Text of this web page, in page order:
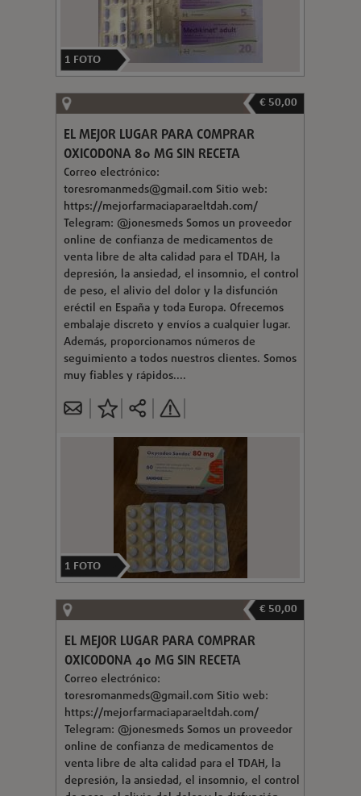
1 FOTO
€ 50,00
EL MEJOR LUGAR PARA COMPRAR
OXICODONA 80 MG SIN RECETA
Correo electrónico:
toresromanmeds@gmail.com Sitio web:
https://mejorfarmaciaparaeltdah.com/
Telegram: @jonesmeds Somos un proveedor
online de confianza de medicamentos de
venta libre de alta calidad para el TDAH, la
depresión, la ansiedad, el insomnio, el control
de peso, el alivio del dolor y la disfunción
eréctil en España y toda Europa. Ofrecemos
embalaje discreto y envíos a cualquier lugar.
Además, proporcionamos números de
seguimiento a todos nuestros clientes. Somos
muy fiables y rápidos....
1 FOTO
€ 50,00
EL MEJOR LUGAR PARA COMPRAR
OXICODONA 40 MG SIN RECETA
Correo electrónico:
toresromanmeds@gmail.com Sitio web:
https://mejorfarmaciaparaeltdah.com/
Telegram: @jonesmeds Somos un proveedor
online de confianza de medicamentos de
venta libre de alta calidad para el TDAH, la
depresión, la ansiedad, el insomnio, el control